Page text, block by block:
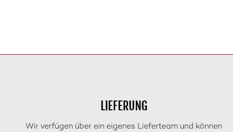
LIEFERUNG
Wir verfügen über ein eigenes Lieferteam und können